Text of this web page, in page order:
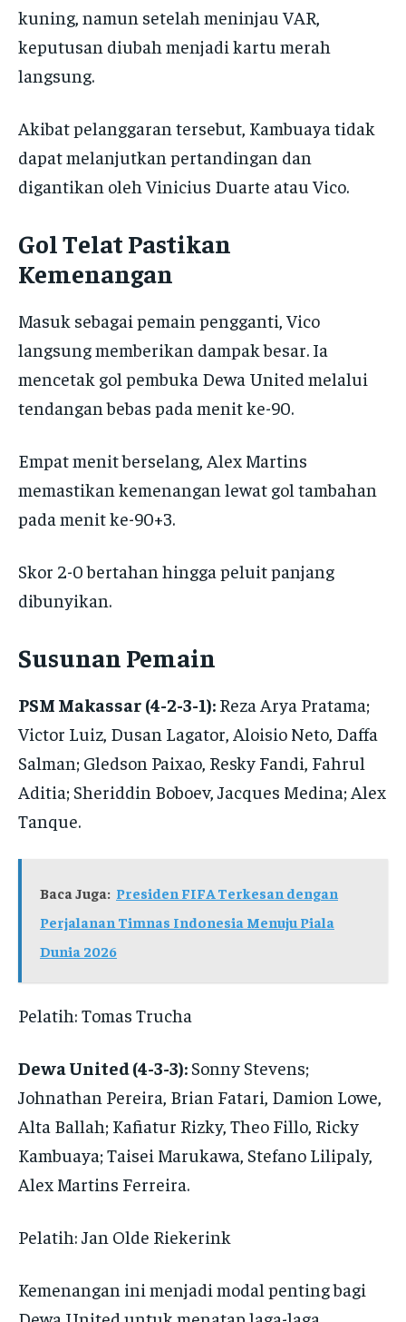
kuning, namun setelah meninjau VAR,
keputusan diubah menjadi kartu merah
langsung.
Akibat pelanggaran tersebut, Kambuaya tidak
dapat melanjutkan pertandingan dan
digantikan oleh Vinicius Duarte atau Vico.
Gol Telat Pastikan
Kemenangan
Masuk sebagai pemain pengganti, Vico
langsung memberikan dampak besar. Ia
mencetak gol pembuka Dewa United melalui
tendangan bebas pada menit ke-90.
Empat menit berselang, Alex Martins
memastikan kemenangan lewat gol tambahan
pada menit ke-90+3.
Skor 2-0 bertahan hingga peluit panjang
dibunyikan.
Susunan Pemain
PSM Makassar (4-2-3-1): Reza Arya Pratama;
Victor Luiz, Dusan Lagator, Aloisio Neto, Daffa
Salman; Gledson Paixao, Resky Fandi, Fahrul
Aditia; Sheriddin Boboev, Jacques Medina; Alex
Tanque.
Baca Juga: Presiden FIFA Terkesan dengan
Perjalanan Timnas Indonesia Menuju Piala
Dunia 2026
Pelatih: Tomas Trucha
Dewa United (4-3-3): Sonny Stevens;
Johnathan Pereira, Brian Fatari, Damion Lowe,
Alta Ballah; Kafiatur Rizky, Theo Fillo, Ricky
Kambuaya; Taisei Marukawa, Stefano Lilipaly,
Alex Martins Ferreira.
Pelatih: Jan Olde Riekerink
Kemenangan ini menjadi modal penting bagi